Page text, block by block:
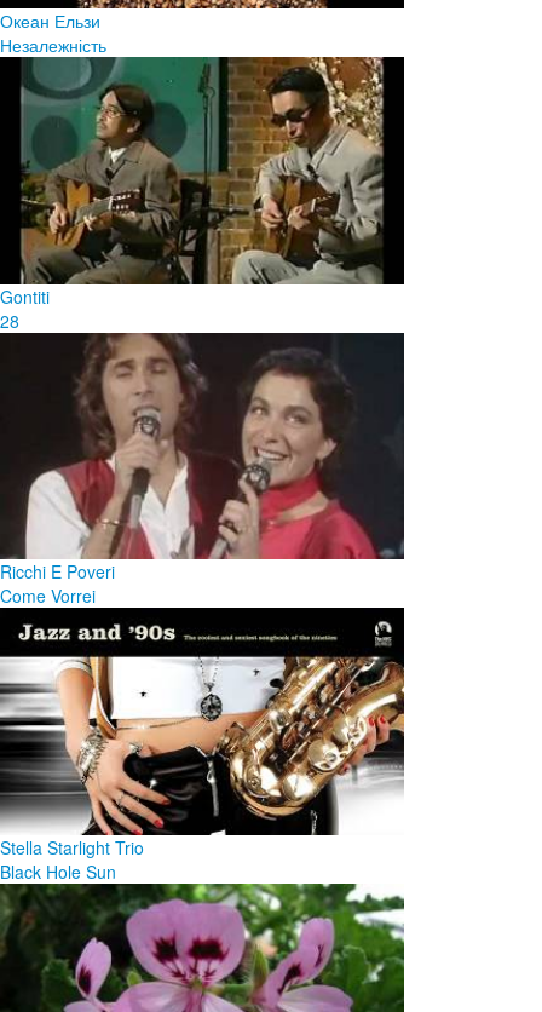
Океан Ельзи
Незалежність
Gontiti
28
Ricchi E Poveri
Come Vorrei
Stella Starlight Trio
Black Hole Sun